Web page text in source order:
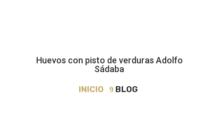
Huevos con pisto de verduras Adolfo
Sádaba
INICIO BLOG